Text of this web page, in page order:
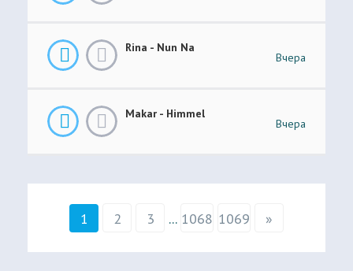
Rina - Nun Na
Вчера
Makar - Himmel
Вчера
1 2 3 ... 1068 1069 »